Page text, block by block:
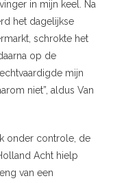
in mijn keel. Na
het dagelijkse
schrokte het
op de
mijn
niet”, aldus Van
onder controle, de
Acht hielp
van een